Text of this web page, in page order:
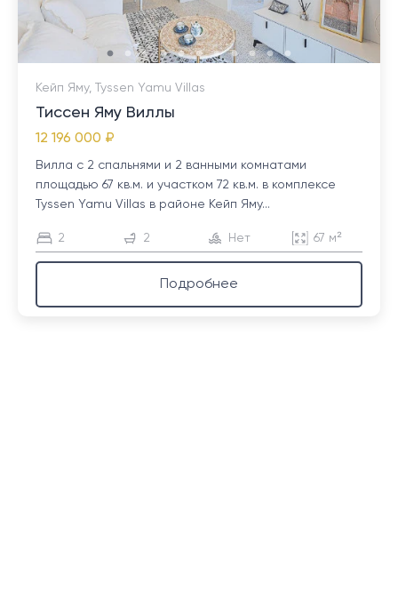
Кейп Яму, Tyssen Yamu Villas
Тиссен Яму Виллы
12 196 000 ₽
Вилла с 2 спальнями и 2 ванными комнатами
площадью 67 кв.м. и участком 72 кв.м. в комплексе
Tyssen Yamu Villas в районе Кейп Яму...
2 2 Нет 67 м²
Подробнее